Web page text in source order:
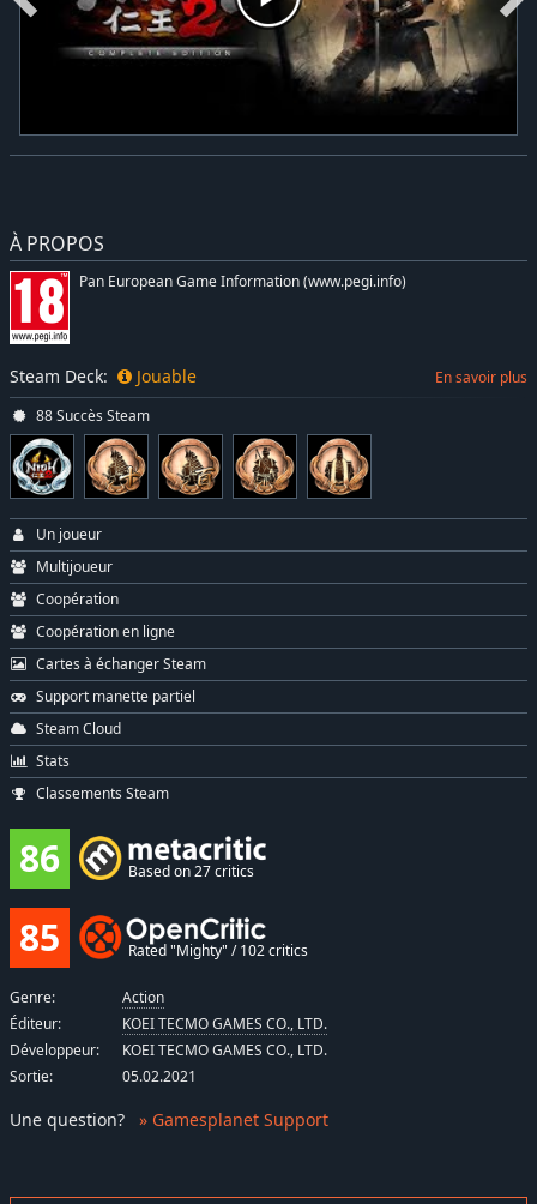
À PROPOS
Pan European Game Information (www.pegi.info)
Steam Deck: Jouable En savoir plus
88 Succès Steam
Un joueur
Multijoueur
Coopération
Coopération en ligne
Cartes à échanger Steam
Support manette partiel
Steam Cloud
Stats
Classements Steam
86 Based on 27 critics
85 Rated "Mighty" / 102 critics
Genre:
Action
Éditeur:
KOEI TECMO GAMES CO., LTD.
Développeur:
KOEI TECMO GAMES CO., LTD.
Sortie:
05.02.2021
Une question? » Gamesplanet Support